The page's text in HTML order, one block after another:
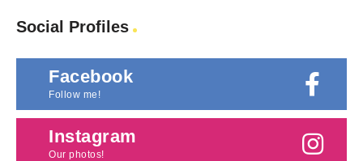
Social Profiles
Facebook
Follow me!
Instagram
Our photos!